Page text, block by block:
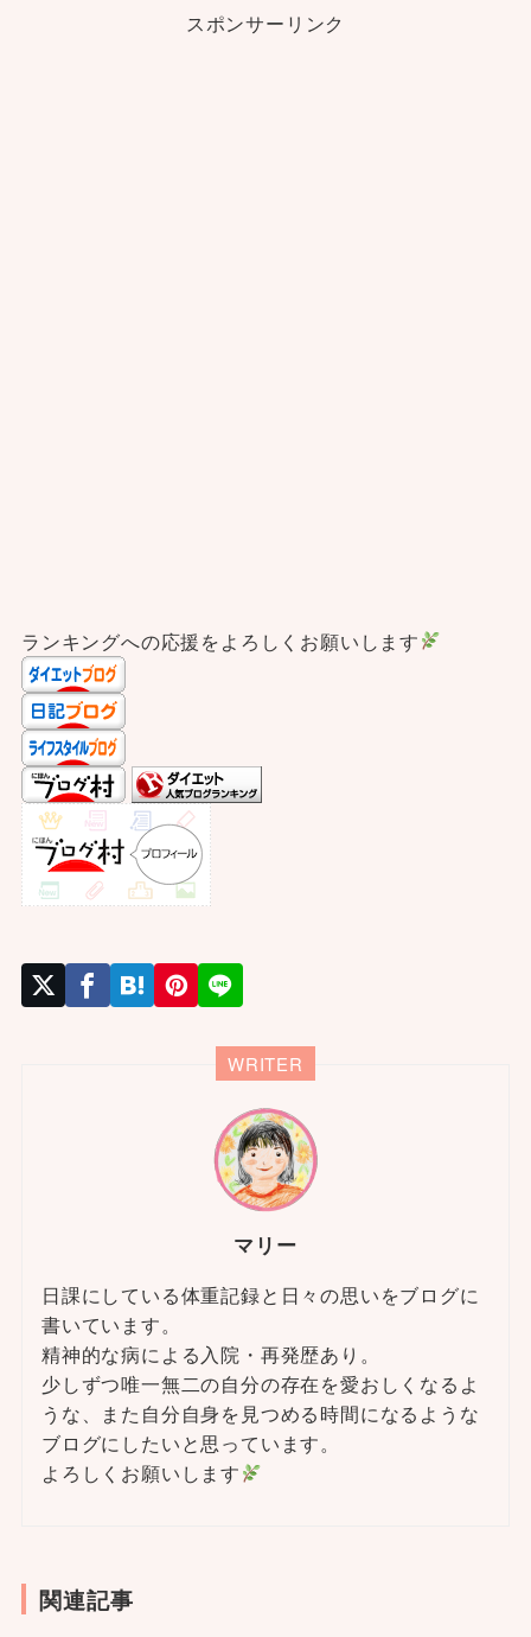
スポンサーリンク
ランキングへの応援をよろしくお願いします
WRITER
マリー
日課にしている体重記録と日々の思いをブログに
書いています。
精神的な病による入院・再発歴あり。
少しずつ唯一無二の自分の存在を愛おしくなるよ
うな、また自分自身を見つめる時間になるような
ブログにしたいと思っています。
よろしくお願いします
関連記事